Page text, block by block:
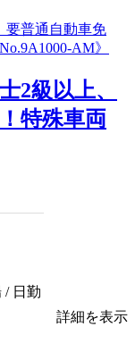
2級以上、
特殊車両
/ 日勤
詳細を表示